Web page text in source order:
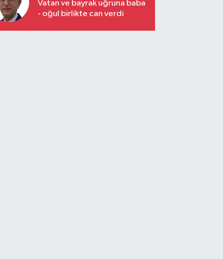
Vatan ve bayrak uğruna baba
- oğul birlikte can verdi